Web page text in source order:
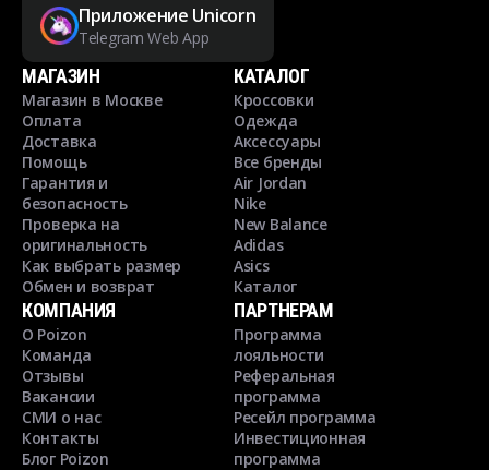
Приложение Unicorn
Telegram Web App
МАГАЗИН
Магазин в Москве
Оплата
Доставка
Помощь
Гарантия и
безопасность
Проверка на
оригинальность
Как выбрать размер
Обмен и возврат
КАТАЛОГ
Кроссовки
Одежда
Аксессуары
Все бренды
Air Jordan
Nike
New Balance
Adidas
Asics
Каталог
КОМПАНИЯ
О Poizon
Команда
Отзывы
Вакансии
СМИ о нас
Контакты
Блог Poizon
ПАРТНЕРАМ
Программа
лояльности
Реферальная
программа
Ресейл программа
Инвестиционная
программа